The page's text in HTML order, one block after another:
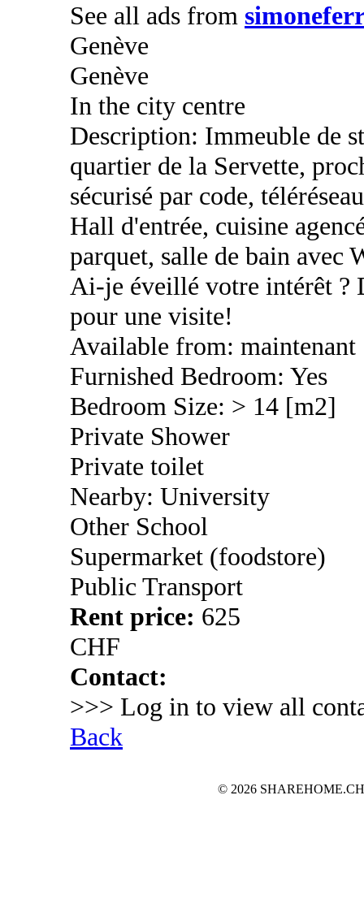
See all ads from
Genève
Genève
In the city centre
Description: Immeuble de
quartier de la Servette,
sécurisé par code,
Hall d'entrée, cuisine
parquet, salle de bain avec
Ai-je éveillé votre intérêt ?
pour une visite!
Available from: maintenant
Furnished Bedroom: Yes
Bedroom Size: > 14 [m2]
Private Shower
Private toilet
Nearby: University
Other School
Supermarket (foodstore)
Public Transport
Rent price: 625
CHF
Contact:
>>> Log in to view all
Back
© 2026